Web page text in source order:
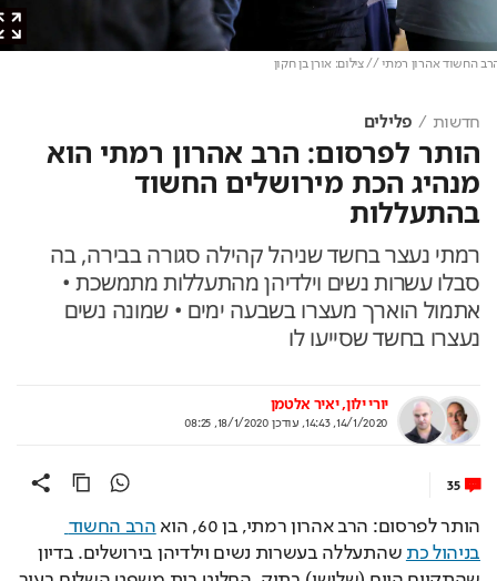
אהרון רמתי // צילום: אורן בן חקון
חדשות פלילים
הותר לפרסום: הרב אהרון רמתי הוא
מנהיג הכת מירושלים החשוד
בהתעללות
רמתי נעצר בחשד שניהל קהילה סגורה בבירה, בה
סבלו עשרות נשים וילדיהן מהתעללות מתמשכת •
אתמול הוארך מעצרו בשבעה ימים • שמונה נשים
נעצרו בחשד שסייעו לו
יורי ילון יאיר אלטמן
14/1/2020, 14:43
,עודכן18/1/2020, 08:25
35
הותר לפרסום: הרב אהרון רמתי, בן 60, הוא
הרב החשוד
בניהול כת
שהתעללה בעשרות נשים וילדיהן בירושלים. בדיון